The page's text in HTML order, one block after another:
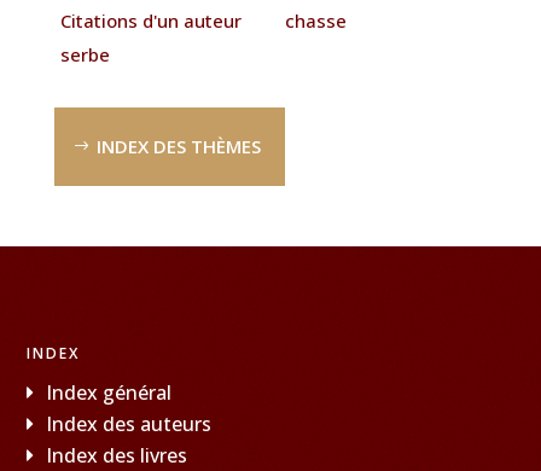
Citations d'un auteur
serbe
chasse
INDEX DES THÈMES
INDEX
Index général
Index des auteurs
Index des livres